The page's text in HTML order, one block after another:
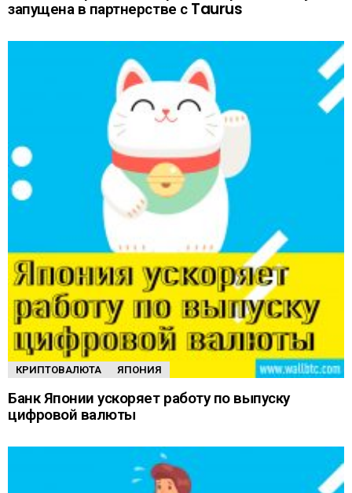
запущена в партнерстве с Taurus
КРИПТОВАЛЮТА ЯПОНИЯ
Банк Японии ускоряет работу по выпуску
цифровой валюты